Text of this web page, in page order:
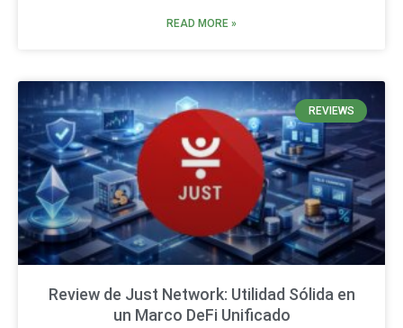
READ MORE »
REVIEWS
Review de Just Network: Utilidad Sólida en
un Marco DeFi Unificado